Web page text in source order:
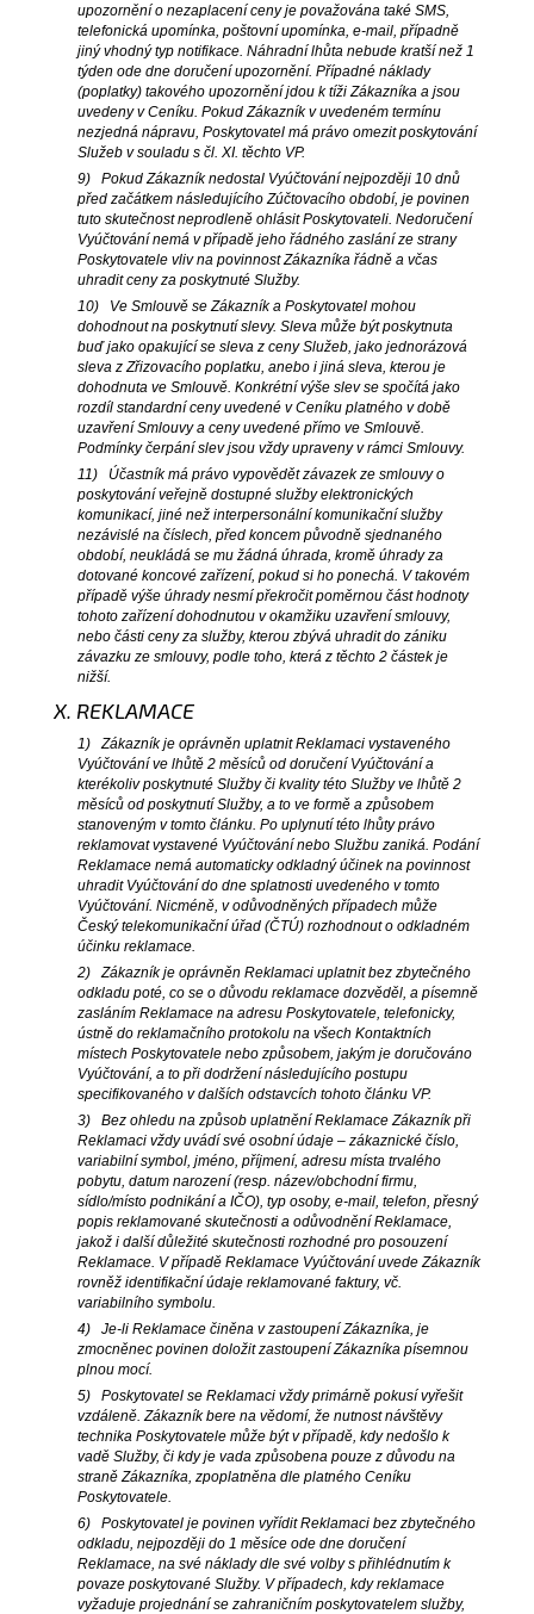
upozornění o nezaplacení ceny je považována také SMS,
telefonická upomínka, poštovní upomínka, e-mail, případně
jiný vhodný typ notifikace. Náhradní lhůta nebude kratší než 1
týden ode dne doručení upozornění. Případné náklady
(poplatky) takového upozornění jdou k tíži Zákazníka a jsou
uvedeny v Ceníku. Pokud Zákazník v uvedeném termínu
nezjedná nápravu, Poskytovatel má právo omezit poskytování
Služeb v souladu s čl. XI. těchto VP.
9) Pokud Zákazník nedostal Vyúčtování nejpozději 10 dnů
před začátkem následujícího Zúčtovacího období, je povinen
tuto skutečnost neprodleně ohlásit Poskytovateli. Nedoručení
Vyúčtování nemá v případě jeho řádného zaslání ze strany
Poskytovatele vliv na povinnost Zákazníka řádně a včas
uhradit ceny za poskytnuté Služby.
10) Ve Smlouvě se Zákazník a Poskytovatel mohou
dohodnout na poskytnutí slevy. Sleva může být poskytnuta
buď jako opakující se sleva z ceny Služeb, jako jednorázová
sleva z Zřizovacího poplatku, anebo i jiná sleva, kterou je
dohodnuta ve Smlouvě. Konkrétní výše slev se spočítá jako
rozdíl standardní ceny uvedené v Ceníku platného v době
uzavření Smlouvy a ceny uvedené přímo ve Smlouvě.
Podmínky čerpání slev jsou vždy upraveny v rámci Smlouvy.
11) Účastník má právo vypovědět závazek ze smlouvy o
poskytování veřejně dostupné služby elektronických
komunikací, jiné než interpersonální komunikační služby
nezávislé na číslech, před koncem původně sjednaného
období, neukládá se mu žádná úhrada, kromě úhrady za
dotované koncové zařízení, pokud si ho ponechá. V takovém
případě výše úhrady nesmí překročit poměrnou část hodnoty
tohoto zařízení dohodnutou v okamžiku uzavření smlouvy,
nebo části ceny za služby, kterou zbývá uhradit do zániku
závazku ze smlouvy, podle toho, která z těchto 2 částek je
nižší.
X. REKLAMACE
1) Zákazník je oprávněn uplatnit Reklamaci vystaveného
Vyúčtování ve lhůtě 2 měsíců od doručení Vyúčtování a
kterékoliv poskytnuté Služby či kvality této Služby ve lhůtě 2
měsíců od poskytnutí Služby, a to ve formě a způsobem
stanoveným v tomto článku. Po uplynutí této lhůty právo
reklamovat vystavené Vyúčtování nebo Službu zaniká. Podání
Reklamace nemá automaticky odkladný účinek na povinnost
uhradit Vyúčtování do dne splatnosti uvedeného v tomto
Vyúčtování. Nicméně, v odůvodněných případech může
Český telekomunikační úřad (ČTÚ) rozhodnout o odkladném
účinku reklamace.
2) Zákazník je oprávněn Reklamaci uplatnit bez zbytečného
odkladu poté, co se o důvodu reklamace dozvěděl, a písemně
zasláním Reklamace na adresu Poskytovatele, telefonicky,
ústně do reklamačního protokolu na všech Kontaktních
místech Poskytovatele nebo způsobem, jakým je doručováno
Vyúčtování, a to při dodržení následujícího postupu
specifikovaného v dalších odstavcích tohoto článku VP.
3) Bez ohledu na způsob uplatnění Reklamace Zákazník při
Reklamaci vždy uvádí své osobní údaje – zákaznické číslo,
variabilní symbol, jméno, příjmení, adresu místa trvalého
pobytu, datum narození (resp. název/obchodní firmu,
sídlo/místo podnikání a IČO), typ osoby, e-mail, telefon, přesný
popis reklamované skutečnosti a odůvodnění Reklamace,
jakož i další důležité skutečnosti rozhodné pro posouzení
Reklamace. V případě Reklamace Vyúčtování uvede Zákazník
rovněž identifikační údaje reklamované faktury, vč.
variabilního symbolu.
4) Je-li Reklamace činěna v zastoupení Zákazníka, je
zmocněnec povinen doložit zastoupení Zákazníka písemnou
plnou mocí.
5) Poskytovatel se Reklamaci vždy primárně pokusí vyřešit
vzdáleně. Zákazník bere na vědomí, že nutnost návštěvy
technika Poskytovatele může být v případě, kdy nedošlo k
vadě Služby, či kdy je vada způsobena pouze z důvodu na
straně Zákazníka, zpoplatněna dle platného Ceníku
Poskytovatele.
6) Poskytovatel je povinen vyřídit Reklamaci bez zbytečného
odkladu, nejpozději do 1 měsíce ode dne doručení
Reklamace, na své náklady dle své volby s přihlédnutím k
povaze poskytované Služby. V případech, kdy reklamace
vyžaduje projednání se zahraničním poskytovatelem služby,